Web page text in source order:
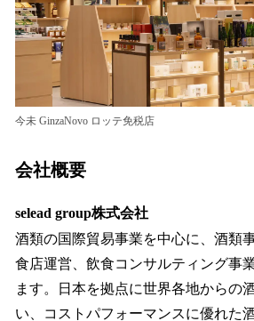
今未 GinzaNovo ロッテ免税店
会社概要
selead group株式会社
酒類の国際貿易事業を中心に、酒類
食店運営、飲食コンサルティング事
ます。日本を拠点に世界各地からの
い、コストパフォーマンスに優れた